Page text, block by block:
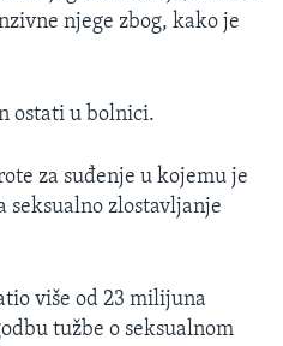
njege zbog, kako je
ostati u bolnici.
za suđenje u kojemu je
seksualno zlostavljanje
više od 23 milijuna
tužbe o seksualnom